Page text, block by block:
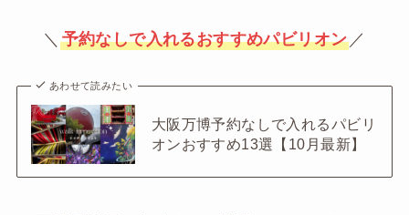
＼ 予約なしで入れるおすすめパビリオン ／
あわせて読みたい
大阪万博予約なしで入れるパビリ
オンおすすめ13選【10月最新】